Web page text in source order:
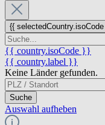
{{
{{ country.isoCode }}
{{ country.label }}
Keine Länder gefunden.
Suche
Auswahl aufheben